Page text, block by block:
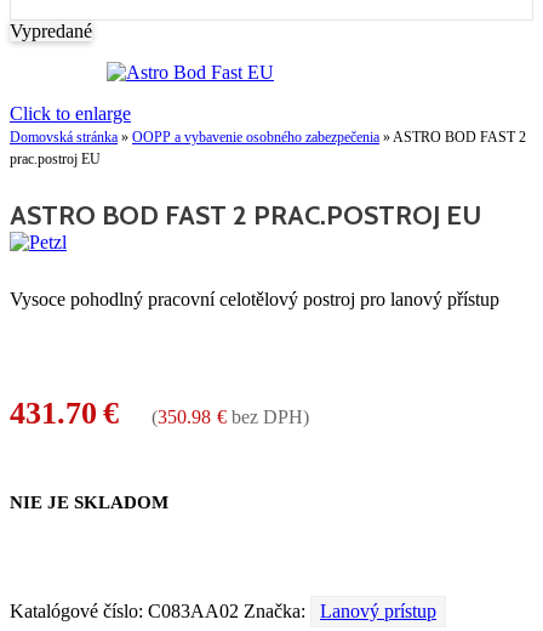
Vypredané
Click to enlarge
Domovská stránka » OOPP a vybavenie osobného zabezpečenia »ASTRO BOD FAST 2
prac.postroj EU
ASTRO BOD FAST 2 PRAC.POSTROJ EU
Vysoce pohodlný pracovní celotělový postroj pro lanový přístup
431.70 € (350.98 € bez DPH)
NIE JE SKLADOM
Katalógové číslo: C083AA02 Značka: Lanový prístup